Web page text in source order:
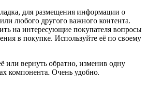
для размещения информации о
любого другого важного контента.
на интересующие покупателя вопросы
в покупке. Используйте её по своему
или вернуть обратно, изменив одну
компонента. Очень удобно.